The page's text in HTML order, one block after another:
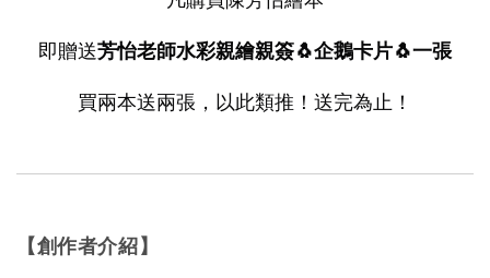
即贈送芳怡老師水彩親繪親簽🐧企鵝卡片🐧一張
買兩本送兩張，以此類推！送完為止！
【創作者介紹】